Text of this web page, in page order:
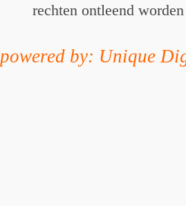
rechten ontleend worden
powered by: Unique